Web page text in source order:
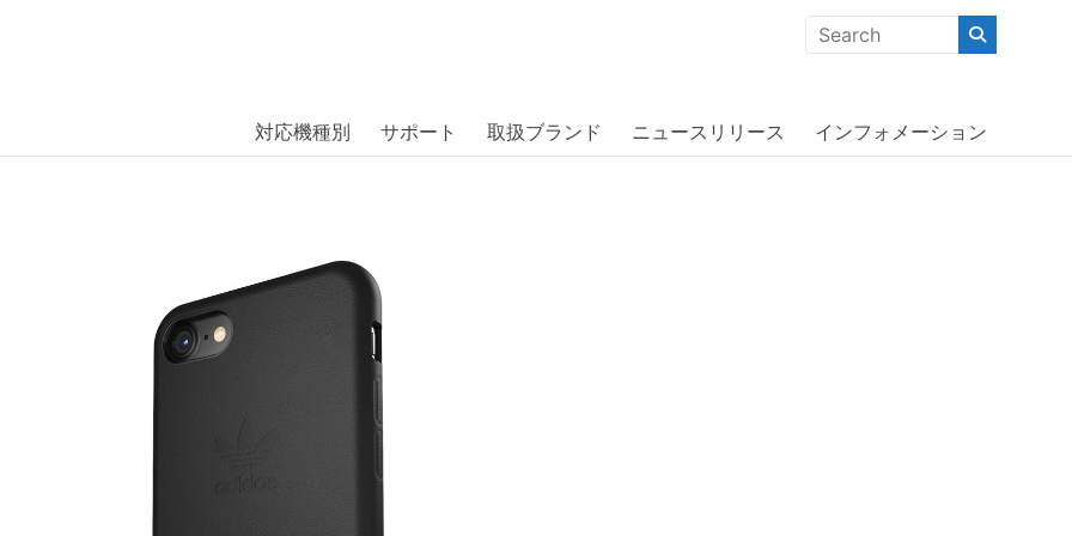
には、日本では珍しい「海外ブランド」をはじめ「ユニークな商品」「機能的な商品」「コストパフォーマンスの高い商
対応機種別 サポート 取扱ブランド ニュースリリース インフォメーション